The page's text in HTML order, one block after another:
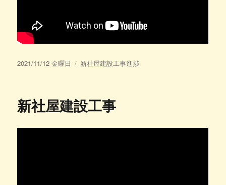
投
2021/11/12 金曜日
カ
ー
新社屋建設工事進捗
新社屋建設工事